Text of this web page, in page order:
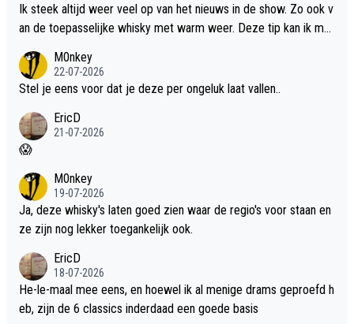
Ik steek altijd weer veel op van het nieuws in de show. Zo ook v
an de toepasselijke whisky met warm weer. Deze tip kan ik met
M0nkey
22-07-2026
Stel je eens voor dat je deze per ongeluk laat vallen..
EricD
21-07-2026
😱
M0nkey
19-07-2026
Ja, deze whisky's laten goed zien waar de regio's voor staan en
ze zijn nog lekker toegankelijk ook.
EricD
18-07-2026
He-le-maal mee eens, en hoewel ik al menige drams geproefd h
eb, zijn de 6 classics inderdaad een goede basis